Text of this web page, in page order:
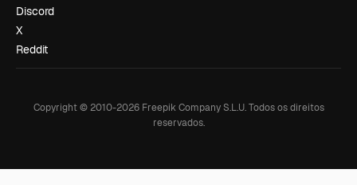
Discord
X
Reddit
Copyright © 2010-2026Freepik Company S.L.U. Todos os direitos
reservados.